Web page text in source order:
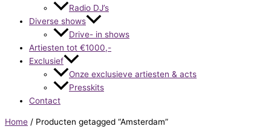
Radio DJ’s
Diverse shows
Drive- in shows
Artiesten tot €1000,-
Exclusief
Onze exclusieve artiesten & acts
Presskits
Contact
Home / Producten getagged “Amsterdam”